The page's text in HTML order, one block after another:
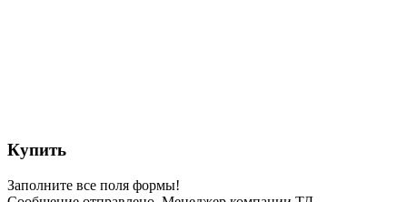
Купить
Заполните все поля формы!